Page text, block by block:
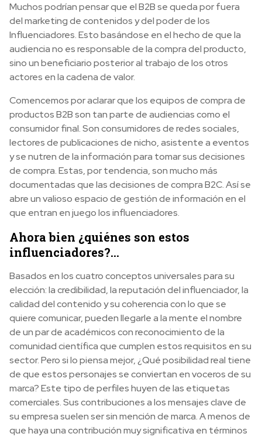
Muchos podrían pensar que el B2B se queda por fuera
del marketing de contenidos y del poder de los
Influenciadores. Esto basándose en el hecho de que la
audiencia no es responsable de la compra del producto,
sino un beneficiario posterior al trabajo de los otros
actores en la cadena de valor.
Comencemos por aclarar que los equipos de compra de
productos B2B son tan parte de audiencias como el
consumidor final. Son consumidores de redes sociales,
lectores de publicaciones de nicho, asistente a eventos
y se nutren de la información para tomar sus decisiones
de compra. Estas, por tendencia, son mucho más
documentadas que las decisiones de compra B2C. Así se
abre un valioso espacio de gestión de información en el
que entran en juego los influenciadores.
Ahora bien ¿quiénes son estos
influenciadores?…
Basados en los cuatro conceptos universales para su
elección: la credibilidad, la reputación del influenciador, la
calidad del contenido y su coherencia con lo que se
quiere comunicar, pueden llegarle a la mente el nombre
de un par de académicos con reconocimiento de la
comunidad científica que cumplen estos requisitos en su
sector. Pero si lo piensa mejor, ¿Qué posibilidad real tiene
de que estos personajes se conviertan en voceros de su
marca? Este tipo de perfiles huyen de las etiquetas
comerciales. Sus contribuciones a los mensajes clave de
su empresa suelen ser sin mención de marca. A menos de
que haya una contribución muy significativa en términos